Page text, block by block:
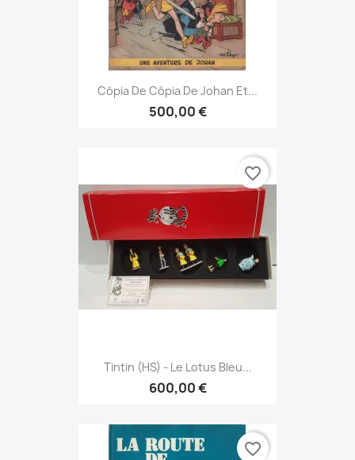
Cópia De Cópia De Johan Et...
500,00 €
Tintin (HS) - Le Lotus Bleu...
600,00 €
favorite_border
favorite_border